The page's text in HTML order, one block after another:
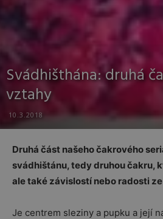
Svádhišthána: druhá
vztahy
10.3.2018
Druhá část našeho čakrového
svádhištánu, tedy druhou čakru,
ale také závislostí nebo radosti
Je centrem sleziny a pupku a její